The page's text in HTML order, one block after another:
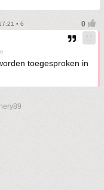
• 6
toegesproken in